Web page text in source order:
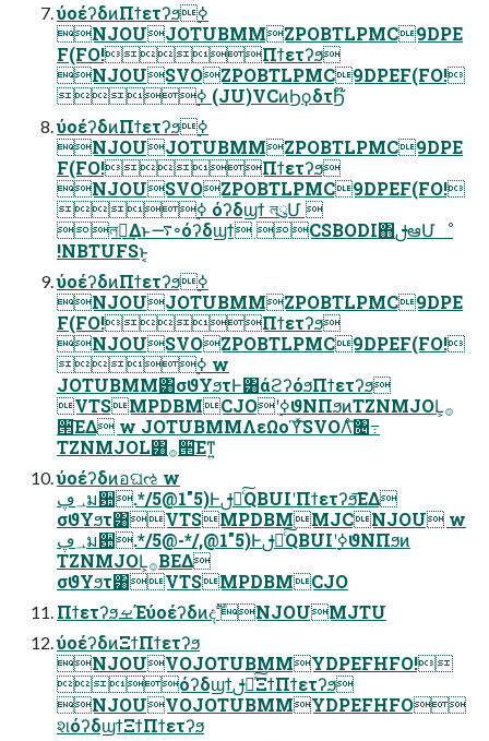
ύοέʔδͷΠϯετʔϧ࣮ߦ
NJOUJOTUBMMZPOBTLPMC9DPE
F(FO!Πϯετʔϧ
NJOUSVOZPOBTLPMC9DPEF(FO!
࣮ߦ (JU)VCͷϦϙδτϦ໊
ύοέʔδͷΠϯετʔϧ࣮ߦ
NJOUJOTUBMMZPOBTLPMC9DPE
F(FO!Πϯετʔϧ
NJOUSVOZPOBTLPMC9DPEF(FO!
࣮ߦ όʔδϣϯ লུՄ 
লུ͢Δͱ࠷৽όʔδϣϯ CSBODI΋ࢦఆՄೳ
!NBTUFSͱ͔
ύοέʔδͷΠϯετʔϧ࣮ߦ
NJOUJOTUBMMZPOBTLPMC9DPE
F(FO!Πϯετʔϧ
NJOUSVOZPOBTLPMC9DPEF(FO!
࣮ߦ w
JOTUBMM͸σϑΥϧτͰ͸άϩʔόϧΠϯετʔϧ
VTSMPDBMCJOʹ࣮ߦϑΝΠϧͷTZNMJOL͕࡞
੒͞ΕΔ w JOTUBMMΛεΩοϓͯ͠SVOΛͨ͠৔߹
TZNMJOL͸࡞੒͞Εͳ͍
ύοέʔδͷอଘઌ w
؀ڥม਺.*/5@1"5)Ͱࢦఆͨ͠QBUIʹΠϯετʔϧ͞ΕΔ
σϑΥϧτ͸VTSMPDBMMJCNJOU w
؀ڥม਺.*/5@-*/,@1"5)Ͱࢦఆͨ͠QBUIʹ࣮ߦϑΝΠϧͷ
TZNMJOL͕࡞ΒΕΔ
σϑΥϧτ͸VTSMPDBMCJO
ΠϯετʔϧࡁΈύοέʔδͷදࣔ NJOUMJTU
ύοέʔδͷΞϯΠϯετʔϧ
NJOUVOJOTUBMMYDPEFHFO!
όʔδϣϯࢦఆͯ͠ΞϯΠϯετʔϧ
NJOUVOJOTUBMMYDPEFHFO
શόʔδϣϯΞϯΠϯετʔϧ